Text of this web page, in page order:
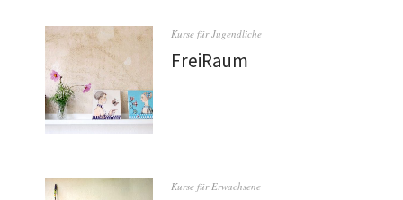
Kurse für Jugendliche
FreiRaum
Kurse für Erwachsene